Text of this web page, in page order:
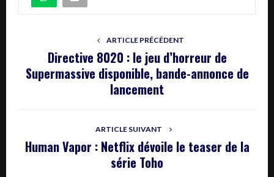
ARTICLE PRÉCÉDENT
Directive 8020 : le jeu d’horreur de
Supermassive disponible, bande-annonce de
lancement
ARTICLE SUIVANT
Human Vapor : Netflix dévoile le teaser de la
série Toho